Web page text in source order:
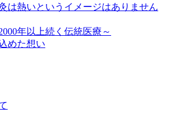
は熱いというイメージはありません
年以上続く伝統医療～
めた想い